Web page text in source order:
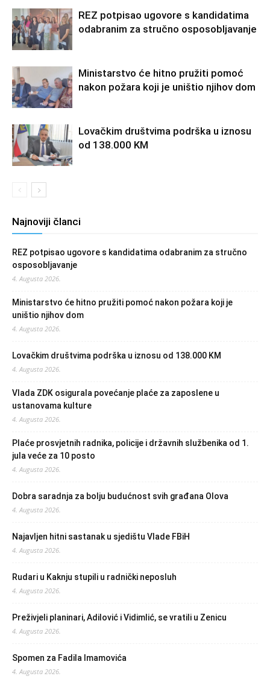
REZ potpisao ugovore s kandidatima
odabranim za stručno osposobljavanje
Ministarstvo će hitno pružiti pomoć
nakon požara koji je uništio njihov dom
Lovačkim društvima podrška u iznosu
od 138.000 KM
Najnoviji članci
REZ potpisao ugovore s kandidatima odabranim za stručno
osposobljavanje
4. Augusta 2026.
Ministarstvo će hitno pružiti pomoć nakon požara koji je
uništio njihov dom
4. Augusta 2026.
Lovačkim društvima podrška u iznosu od 138.000 KM
4. Augusta 2026.
Vlada ZDK osigurala povećanje plaće za zaposlene u
ustanovama kulture
4. Augusta 2026.
Plaće prosvjetnih radnika, policije i državnih službenika od 1.
jula veće za 10 posto
4. Augusta 2026.
Dobra saradnja za bolju budućnost svih građana Olova
4. Augusta 2026.
Najavljen hitni sastanak u sjedištu Vlade FBiH
4. Augusta 2026.
Rudari u Kaknju stupili u radnički neposluh
4. Augusta 2026.
Preživjeli planinari, Adilović i Vidimlić, se vratili u Zenicu
4. Augusta 2026.
Spomen za Fadila Imamovića
4. Augusta 2026.